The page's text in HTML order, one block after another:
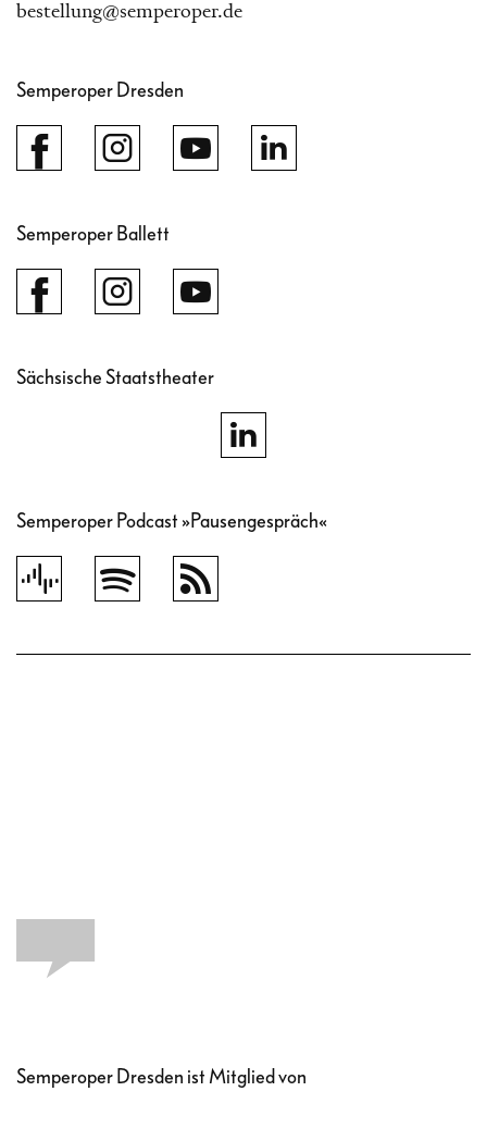
bestellung@semperoper.de
Semperoper Dresden
Semperoper Ballett
Sächsische Staatstheater
Semperoper Podcast »Pausengespräch«
Semperoper Dresden ist Mitglied von